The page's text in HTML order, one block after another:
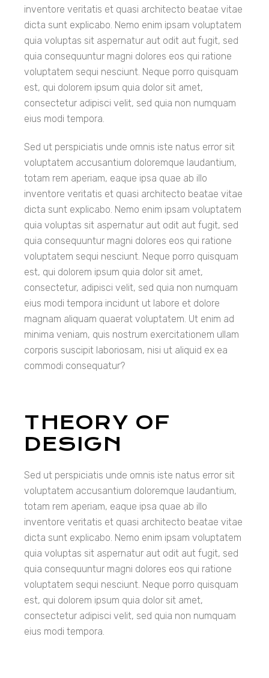
inventore veritatis et quasi architecto beatae vitae
dicta sunt explicabo. Nemo enim ipsam voluptatem
quia voluptas sit aspernatur aut odit aut fugit, sed
quia consequuntur magni dolores eos qui ratione
voluptatem sequi nesciunt. Neque porro quisquam
est, qui dolorem ipsum quia dolor sit amet,
consectetur adipisci velit, sed quia non numquam
eius modi tempora.
Sed ut perspiciatis unde omnis iste natus error sit
voluptatem accusantium doloremque laudantium,
totam rem aperiam, eaque ipsa quae ab illo
inventore veritatis et quasi architecto beatae vitae
dicta sunt explicabo. Nemo enim ipsam voluptatem
quia voluptas sit aspernatur aut odit aut fugit, sed
quia consequuntur magni dolores eos qui ratione
voluptatem sequi nesciunt. Neque porro quisquam
est, qui dolorem ipsum quia dolor sit amet,
consectetur, adipisci velit, sed quia non numquam
eius modi tempora incidunt ut labore et dolore
magnam aliquam quaerat voluptatem. Ut enim ad
minima veniam, quis nostrum exercitationem ullam
corporis suscipit laboriosam, nisi ut aliquid ex ea
commodi consequatur?
THEORY OF
DESIGN
Sed ut perspiciatis unde omnis iste natus error sit
voluptatem accusantium doloremque laudantium,
totam rem aperiam, eaque ipsa quae ab illo
inventore veritatis et quasi architecto beatae vitae
dicta sunt explicabo. Nemo enim ipsam voluptatem
quia voluptas sit aspernatur aut odit aut fugit, sed
quia consequuntur magni dolores eos qui ratione
voluptatem sequi nesciunt. Neque porro quisquam
est, qui dolorem ipsum quia dolor sit amet,
consectetur adipisci velit, sed quia non numquam
eius modi tempora.